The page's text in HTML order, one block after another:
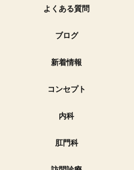
よくある質問
ブログ
新着情報
コンセプト
内科
肛門科